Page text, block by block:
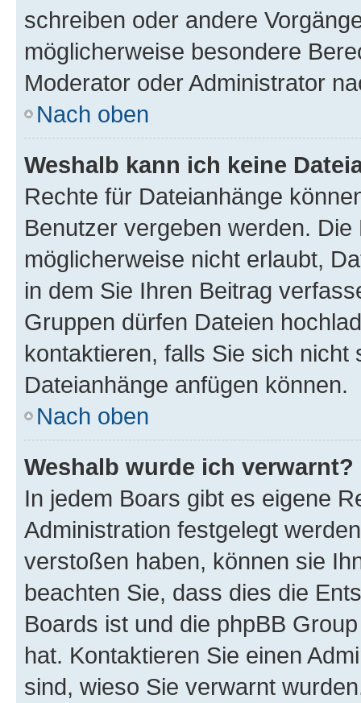
schreiben oder andere
möglicherweise besondere
Moderator oder Administrator
Nach oben
Weshalb kann ich keine
Rechte für Dateianhänge
Benutzer vergeben werden.
möglicherweise nicht erlaubt,
in dem Sie Ihren Beitrag
Gruppen dürfen Dateien
kontaktieren, falls Sie sich
Dateianhänge anfügen können.
Nach oben
Weshalb wurde ich verwarnt?
In jedem Boars gibt es eigene
Administration festgelegt
verstoßen haben, können sie
beachten Sie, dass dies die
Boards ist und die phpBB
hat. Kontaktieren Sie einen
sind, wieso Sie verwarnt